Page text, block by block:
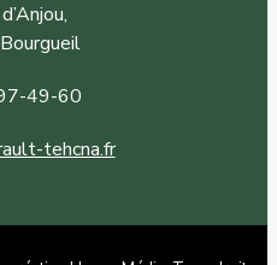
49-60
tehcna.fr